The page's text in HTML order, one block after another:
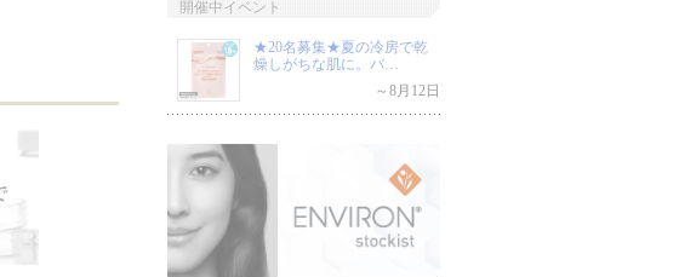
開催中イベント
★20名募集★夏の冷房で乾
燥しがちな肌に。バ…
～8月12日